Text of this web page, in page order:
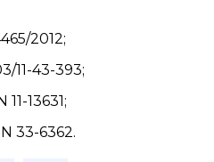
2012;
11-43-393;
13631;
33-6362.